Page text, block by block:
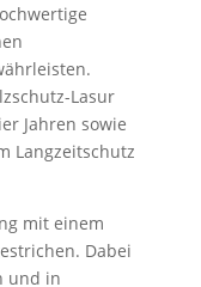
Lasur
Jahren sowie
Langzeitschutz
mit einem
Dabei
und in